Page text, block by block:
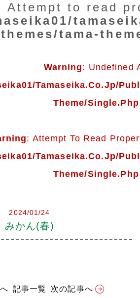
Attempt to read
tama-
Warning: Undefined
tamaseika.co.jp/
Theme/single.php
: Attempt To Read
tamaseika.co.jp/
Theme/single.php
2024/01/24
みかん(春)
記事一覧 次の記事へ